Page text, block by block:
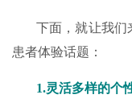
下面，就让我们
患者体验话题：
1.灵活多样的个